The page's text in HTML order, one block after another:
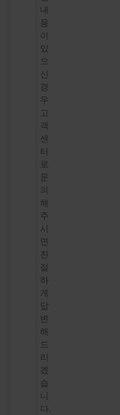
내
용
이
있
으
신
경
우
고
객
센
터
로
문
의
해
주
시
면
친
절
하
게
답
변
해
드
리
겠
습
니
다.